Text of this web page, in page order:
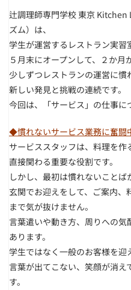
辻調理師専門学校 東京 Kitchen
ズム）は、
学生が運営するレストラン実習
５月末にオープンして、２か月
少しずつレストランの運営に
新しい発見と挑戦の連続です。
今回は、「サービス」の仕事に
◆慣れないサービス業務に奮闘
サービススタッフは、料理を
直接関わる重要な役割です。
しかし、最初は慣れないことば
玄関でお迎えをして、ご案内、
まで気が抜けません。
言葉遣いや動き方、周りへの気
あります。
学生ではなく一般のお客様を迎
言葉が出てこない、笑顔が消え
す。